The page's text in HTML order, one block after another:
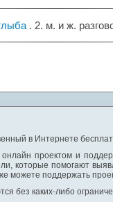
. 2. м. и ж.
в Интернете
проектом и
которые помогают
можете поддержать
без каких-либо